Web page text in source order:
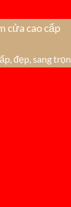
cửa cao cấp
đẹp, sang